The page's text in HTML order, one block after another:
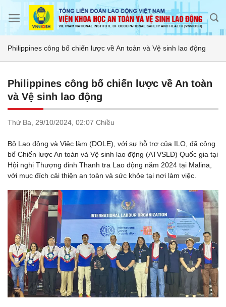
Philippines công bố chiến lược về An toàn và Vệ sinh lao động
Philippines công bố chiến lược về An toàn
và Vệ sinh lao động
Thứ Ba, 29/10/2024, 02:07 Chiều
Bộ Lao động và Việc làm (DOLE), với sự hỗ trợ của ILO, đã công
bố Chiến lược An toàn và Vệ sinh lao động (ATVSLĐ) Quốc gia tại
Hội nghị Thượng đỉnh Thanh tra Lao động năm 2024 tại Malina,
với mục đích cải thiện an toàn và sức khỏe tại nơi làm việc.